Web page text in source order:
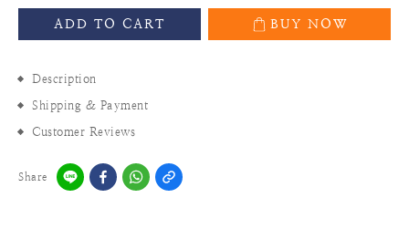
ADD TO CART BUY NOW
Description
Shipping & Payment
Customer Reviews
Share